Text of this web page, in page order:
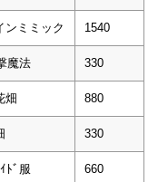
ンミミック 1540
魔法 330
畑 880
330
ﾄﾞ服 660